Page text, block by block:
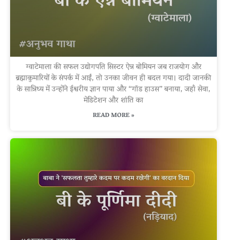
ग्वाटेमाला की सफल उद्योगपति सिस्टर ऐन्न बोमियन जब राजयोग और
ब्रह्माकुमारियों के संपर्क में आईं, तो उनका जीवन ही बदल गया। दादी जानकी
के सान्निध्य में उन्होंने ईश्वरीय ज्ञान पाया और “गॉड हाउस” बनाया, जहाँ सेवा,
मेडिटेशन और शांति का
READ MORE »